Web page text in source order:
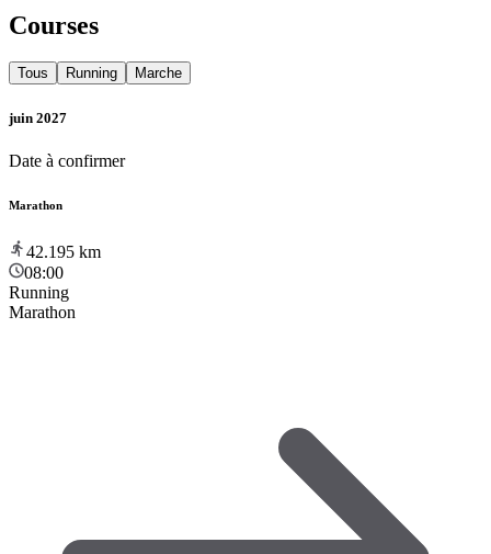
Courses
Tous Running Marche
juin 2027
Date à confirmer
Marathon
42.195 km
08:00
Running
Marathon